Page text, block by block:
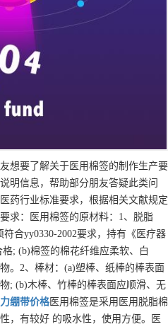
想要了解关于医用棉签的制作生产要
明信息，帮助部分朋友答疑此类问
药行业标准要求，根据相关文献规定
求：医用棉签的原材料：1、脱脂
合yy0330-2002要求，持有《医疗器
; (b)棉签的棉花纤维应柔软、白
。2、棒材：(a)塑棒、纸棒的棒表面
; (b)木棒、竹棒的棒表面应顺滑、无
绷带价格医用棉签是采用医用脱脂棉
，有较好 的吸水性，使用方便。医